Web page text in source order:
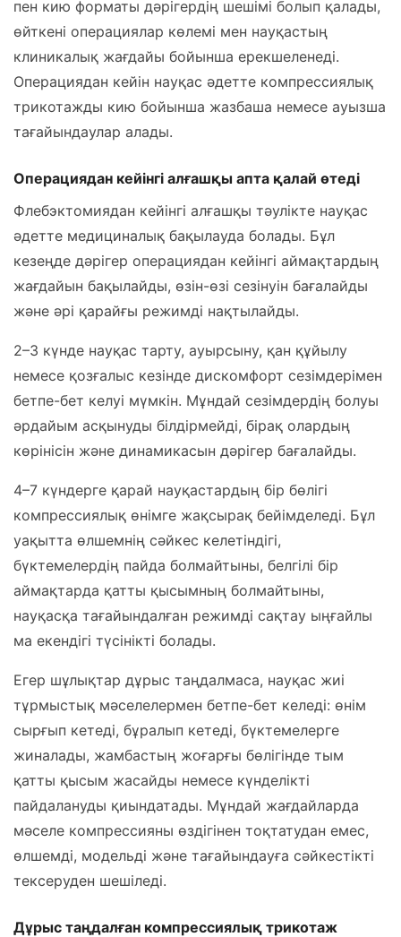
пен кию форматы дәрігердің шешімі болып қалады,
өйткені операциялар көлемі мен науқастың
клиникалық жағдайы бойынша ерекшеленеді.
Операциядан кейін науқас әдетте компрессиялық
трикотажды кию бойынша жазбаша немесе ауызша
тағайындаулар алады.
Операциядан кейінгі алғашқы апта қалай өтеді
Флебэктомиядан кейінгі алғашқы тәулікте науқас
әдетте медициналық бақылауда болады. Бұл
кезеңде дәрігер операциядан кейінгі аймақтардың
жағдайын бақылайды, өзін-өзі сезінуін бағалайды
және әрі қарайғы режимді нақтылайды.
2–3 күнде науқас тарту, ауырсыну, қан құйылу
немесе қозғалыс кезінде дискомфорт сезімдерімен
бетпе-бет келуі мүмкін. Мұндай сезімдердің болуы
әрдайым асқынуды білдірмейді, бірақ олардың
көрінісін және динамикасын дәрігер бағалайды.
4–7 күндерге қарай науқастардың бір бөлігі
компрессиялық өнімге жақсырақ бейімделеді. Бұл
уақытта өлшемнің сәйкес келетіндігі,
бүктемелердің пайда болмайтыны, белгілі бір
аймақтарда қатты қысымның болмайтыны,
науқасқа тағайындалған режимді сақтау ыңғайлы
ма екендігі түсінікті болады.
Егер шұлықтар дұрыс таңдалмаса, науқас жиі
тұрмыстық мәселелермен бетпе-бет келеді: өнім
сырғып кетеді, бұралып кетеді, бүктемелерге
жиналады, жамбастың жоғарғы бөлігінде тым
қатты қысым жасайды немесе күнделікті
пайдалануды қиындатады. Мұндай жағдайларда
мәселе компрессияны өздігінен тоқтатудан емес,
өлшемді, модельді және тағайындауға сәйкестікті
тексеруден шешіледі.
Дұрыс таңдалған компрессиялық трикотаж